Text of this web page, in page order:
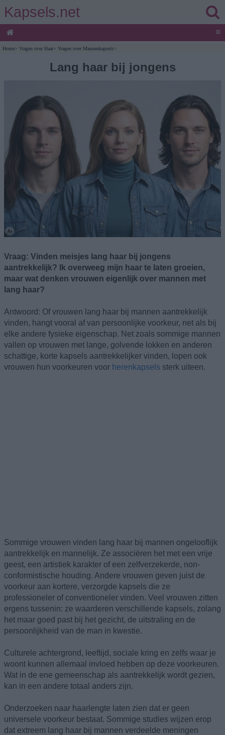
Kapsels.net
≡
Home> Vragen over Haar> Vragen over Mannenkapsels>
Lang haar bij jongens
Vraag: Vinden meisjes lang haar bij jongens
aantrekkelijk? Ik overweeg mijn haar te laten groeien,
maar wat denken vrouwen eigenlijk over mannen met
lang haar?
Antwoord: Of vrouwen lang haar bij mannen aantrekkelijk
vinden, hangt vooral af van persoonlijke voorkeur, net als bij
elke andere fysieke eigenschap. Net zoals sommige mannen
vallen op vrouwen met lange, golvende lokken en anderen
schattige, korte kapsels aantrekkelijker vinden, lopen ook
vrouwen hun voorkeuren voor herenkapsels sterk uiteen.
Sommige vrouwen vinden lang haar bij mannen ongelooflijk
aantrekkelijk en mannelijk. Ze associëren het met een vrije
geest, een artistiek karakter of een zelfverzekerde, non-
conformistische houding. Andere vrouwen geven juist de
voorkeur aan kortere, verzorgde kapsels die ze
professioneler of conventioneler vinden. Veel vrouwen zitten
ergens tussenin: ze waarderen verschillende kapsels, zolang
het maar goed past bij het gezicht, de uitstraling en de
persoonlijkheid van de man in kwestie.
Culturele achtergrond, leeftijd, sociale kring en zelfs waar je
woont kunnen allemaal invloed hebben op deze voorkeuren.
Wat in de ene gemeenschap als aantrekkelijk wordt gezien,
kan in een andere totaal anders zijn.
Onderzoeken naar haarlengte laten zien dat er geen
universele voorkeur bestaat. Sommige studies wijzen erop
dat extreem lang haar bij mannen verdeelde meningen